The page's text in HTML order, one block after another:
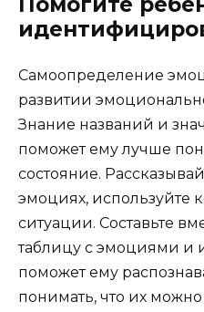
Самоопределение
развитии
Знание названий и
поможет ему лучше
состояние.
эмоциях, используйте
ситуации. Составьте
таблицу с эмоциями и
поможет ему
понимать, что их